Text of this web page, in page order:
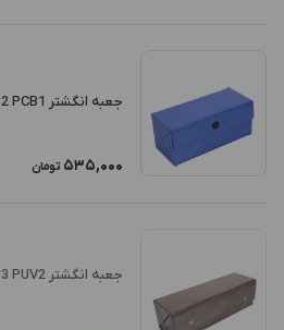
جعبه انگشتر UAP2 PCB1
535,000 تومان
جعبه انگشتر UAP3 PUV2